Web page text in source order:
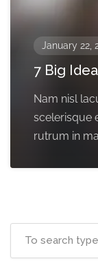
January 22,
7 Big
Nam nisl
scelerisque
rutrum in